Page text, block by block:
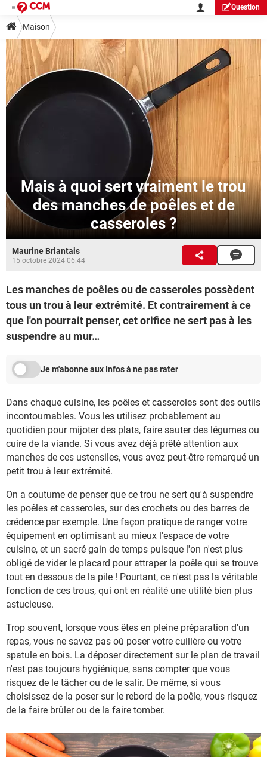
Question
Maison
Mais à quoi sert vraiment le trou
des manches de poêles et de
casseroles ?
Maurine Briantais
15 octobre 2024 06:44
Les manches de poêles ou de casseroles possèdent
tous un trou à leur extrémité. Et contrairement à ce
que l'on pourrait penser, cet orifice ne sert pas à les
suspendre au mur…
Je m'abonne aux Infos à ne pas rater
Dans chaque cuisine, les poêles et casseroles sont des outils
incontournables. Vous les utilisez probablement au
quotidien pour mijoter des plats, faire sauter des légumes ou
cuire de la viande. Si vous avez déjà prêté attention aux
manches de ces ustensiles, vous avez peut-être remarqué un
petit trou à leur extrémité.
On a coutume de penser que ce trou ne sert qu'à suspendre
les poêles et casseroles, sur des crochets ou des barres de
crédence par exemple. Une façon pratique de ranger votre
équipement en optimisant au mieux l'espace de votre
cuisine, et un sacré gain de temps puisque l'on n'est plus
obligé de vider le placard pour attraper la poêle qui se trouve
tout en dessous de la pile ! Pourtant, ce n'est pas la véritable
fonction de ces trous, qui ont en réalité une utilité bien plus
astucieuse.
Trop souvent, lorsque vous êtes en pleine préparation d'un
repas, vous ne savez pas où poser votre cuillère ou votre
spatule en bois. La déposer directement sur le plan de travail
n'est pas toujours hygiénique, sans compter que vous
risquez de le tâcher ou de le salir. De même, si vous
choisissez de la poser sur le rebord de la poêle, vous risquez
de la faire brûler ou de la faire tomber.